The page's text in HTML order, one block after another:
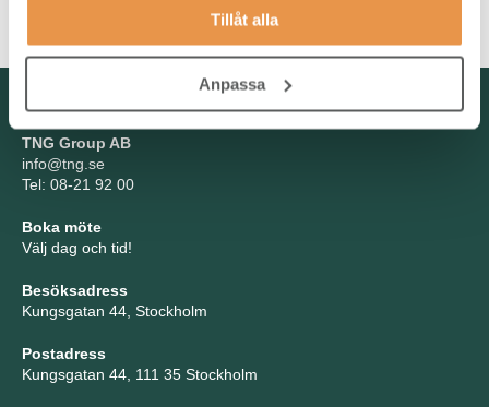
Tillåt alla
Anpassa
centrala aspekter för många av våra kunder.
Kontakta oss
TNG Group AB
info@tng.se
Tel: 08-21 92 00
Boka möte
Välj dag och tid!
Besöksadress
Kungsgatan 44, Stockholm
Postadress
Kungsgatan 44, 111 35 Stockholm